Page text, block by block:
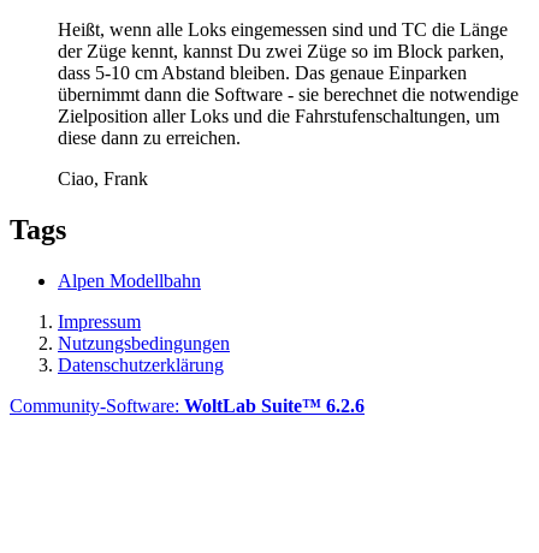
Heißt, wenn alle Loks eingemessen sind und TC die Länge
der Züge kennt, kannst Du zwei Züge so im Block parken,
dass 5-10 cm Abstand bleiben. Das genaue Einparken
übernimmt dann die Software - sie berechnet die notwendige
Zielposition aller Loks und die Fahrstufenschaltungen, um
diese dann zu erreichen.
Ciao, Frank
Tags
Alpen Modellbahn
Impressum
Nutzungsbedingungen
Datenschutzerklärung
Community-Software: WoltLab Suite™ 6.2.6